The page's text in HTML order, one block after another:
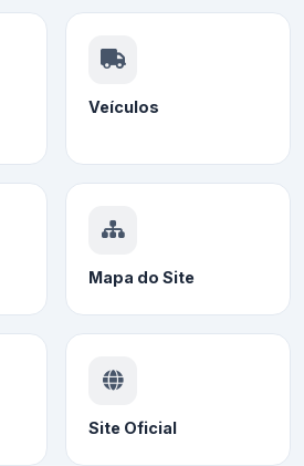
Veículos
Mapa do Site
Site Oficial